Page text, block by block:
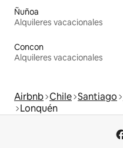
Ñuñoa
Alquileres vacacionales
Concon
Alquileres vacacionales
Airbnb Chile Santiago
Lonquén